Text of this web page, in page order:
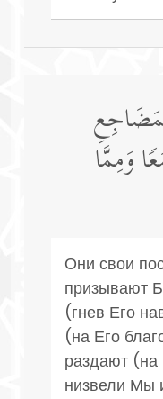
وَمِمَّا
Они свои
призывают
(гнев Его
(на Его
раздают (на
низвели Мы